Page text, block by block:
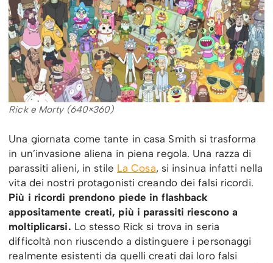
Rick e Morty (640×360)
Una giornata come tante in casa Smith si trasforma
in un’invasione aliena in piena regola. Una razza di
parassiti alieni, in stile La Cosa, si insinua infatti nella
vita dei nostri protagonisti creando dei falsi ricordi.
Più i ricordi prendono piede in flashback
appositamente creati, più i parassiti riescono a
moltiplicarsi. Lo stesso Rick si trova in seria
difficoltà non riuscendo a distinguere i personaggi
realmente esistenti da quelli creati dai loro falsi